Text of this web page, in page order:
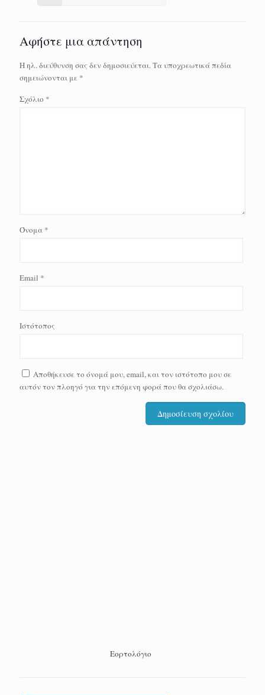
Αφήστε μια απάντηση
Η ηλ. διεύθυνση σας δεν δημοσιεύεται.Τα υποχρεωτικά πεδία
σημειώνονται με *
Σχόλιο *
Όνομα *
Email *
Ιστότοπος
Αποθήκευσε το όνομά μου, email, και τον ιστότοπο μου σε
αυτόν τον πλοηγό για την επόμενη φορά που θα σχολιάσω.
Εορτολόγιο